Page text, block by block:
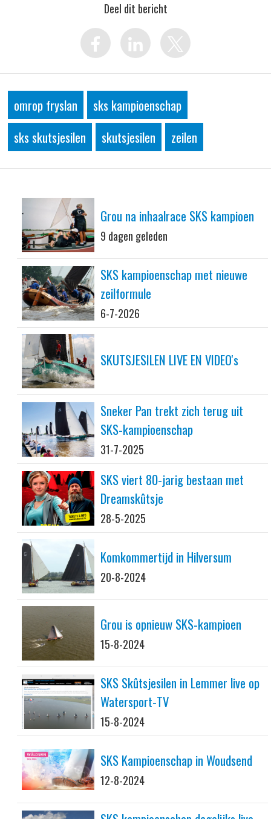
Deel dit bericht
omrop fryslan
sks kampioenschap
sks skutsjesilen
skutsjesilen zeilen
Grou na inhaalrace SKS kampioen
9 dagen geleden
SKS kampioenschap met nieuwe
zeilformule
6-7-2026
SKUTSJESILEN LIVE EN VIDEO's
Sneker Pan trekt zich terug uit
SKS-kampioenschap
31-7-2025
SKS viert 80-jarig bestaan met
Dreamskûtsje
28-5-2025
Komkommertijd in Hilversum
20-8-2024
Grou is opnieuw SKS-kampioen
15-8-2024
SKS Skûtsjesilen in Lemmer live op
Watersport-TV
15-8-2024
SKS Kampioenschap in Woudsend
12-8-2024